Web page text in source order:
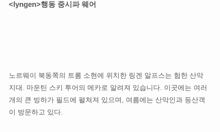
<lyngen>행동 중시파 웨어
노르웨이 북동쪽의 트롬 소현에 위치한 링겐 알프스는 험한 산악
지대. 마운틴 스키 투어의 메카로 알려져 있습니다. 이곳에는 여러
개의 큰 빙하가 필드에 펼쳐져 있으며, 여름에는 산악인과 등산객
이 방문하고 있다.